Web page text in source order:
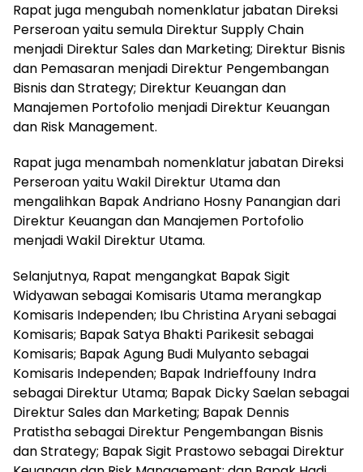
Rapat juga mengubah nomenklatur jabatan Direksi
Perseroan yaitu semula Direktur Supply Chain
menjadi Direktur Sales dan Marketing; Direktur Bisnis
dan Pemasaran menjadi Direktur Pengembangan
Bisnis dan Strategy; Direktur Keuangan dan
Manajemen Portofolio menjadi Direktur Keuangan
dan Risk Management.
Rapat juga menambah nomenklatur jabatan Direksi
Perseroan yaitu Wakil Direktur Utama dan
mengalihkan Bapak Andriano Hosny Panangian dari
Direktur Keuangan dan Manajemen Portofolio
menjadi Wakil Direktur Utama.
Selanjutnya, Rapat mengangkat Bapak Sigit
Widyawan sebagai Komisaris Utama merangkap
Komisaris Independen; Ibu Christina Aryani sebagai
Komisaris; Bapak Satya Bhakti Parikesit sebagai
Komisaris; Bapak Agung Budi Mulyanto sebagai
Komisaris Independen; Bapak Indrieffouny Indra
sebagai Direktur Utama; Bapak Dicky Saelan sebagai
Direktur Sales dan Marketing; Bapak Dennis
Pratistha sebagai Direktur Pengembangan Bisnis
dan Strategy; Bapak Sigit Prastowo sebagai Direktur